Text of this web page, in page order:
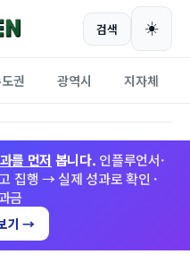
검색 ☀️
권 광역시 지자체
를 먼저 봅니다. 인플루언서·
집행 → 실제 성과로 확인 ·
금
기 →